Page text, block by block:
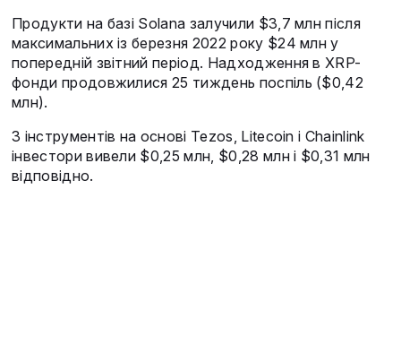
Продукти на базі Solana залучили $3,7 млн після
максимальних із березня 2022 року $24 млн у
попередній звітний період. Надходження в XRP-
фонди продовжилися 25 тиждень поспіль ($0,42
млн).
З інструментів на основі Tezos, Litecoin і Chainlink
інвестори вивели $0,25 млн, $0,28 млн і $0,31 млн
відповідно.